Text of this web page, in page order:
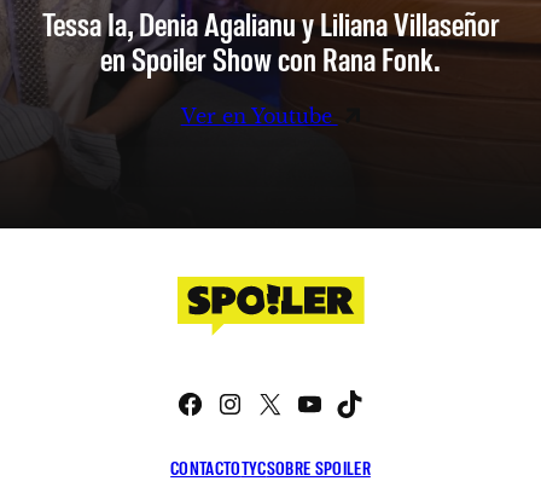
Tessa Ia, Denia Agalianu y Liliana Villaseñor
en Spoiler Show con Rana Fonk.
Ver en Youtube
CONTACTOTYCSOBRE SPOILER
Facebook
Instagram
X YouTube